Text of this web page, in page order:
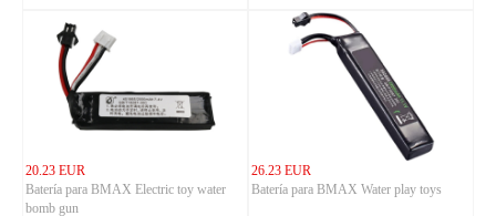
20.23 EUR
Batería para BMAX Electric toy water
bomb gun
26.23 EUR
Batería para BMAX Water play toys